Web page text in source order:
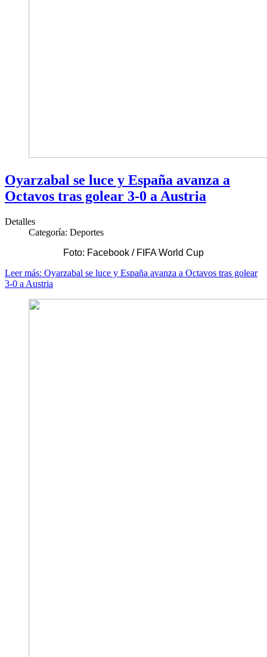
Oyarzabal se luce y España avanza a
Octavos tras golear 3-0 a Austria
Detalles
Categoría: Deportes
Foto: Facebook / FIFA World Cup
Leer más: Oyarzabal se luce y España avanza a Octavos tras golear
3-0 a Austria